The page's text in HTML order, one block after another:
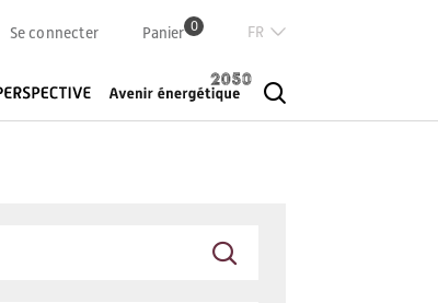
Se connecter Panier 0
English